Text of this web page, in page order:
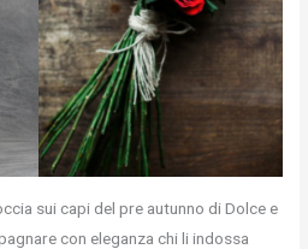
sui capi del pre autunno di Dolce e
con eleganza chi li indossa